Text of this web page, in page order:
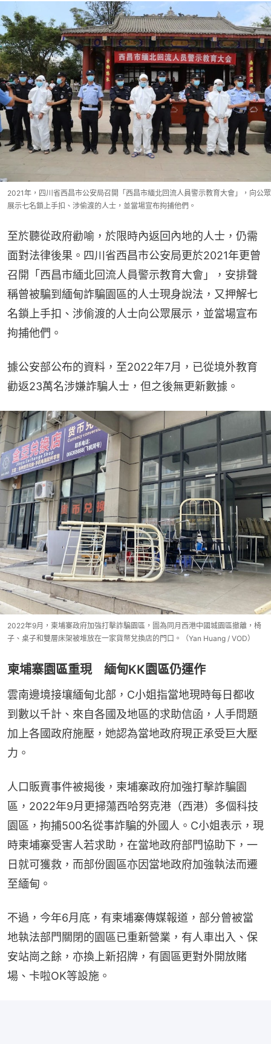
2021年，四川省西昌市公安局召開「西昌市緬北回流人員警示教育大會」，向公眾
展示七名鎖上手扣、涉偷渡的人士，並當場宣布拘捕他們。
至於聽從政府勸喻，於限時內返回內地的人士，仍需
面對法律後果。四川省西昌市公安局更於2021年更曾
召開「西昌市緬北回流人員警示教育大會」，安排聲
稱曾被騙到緬甸詐騙園區的人士現身說法，又押解七
名鎖上手扣、涉偷渡的人士向公眾展示，並當場宣布
拘捕他們。
據公安部公布的資料，至2022年7月，已從境外教育
勸返23萬名涉嫌詐騙人士，但之後無更新數據。
2022年9月，柬埔寨政府加強打擊詐騙園區，圖為同月西港中國城園區撤離，椅
子、桌子和雙層床架被堆放在一家貨幣兌換店的門口。（Yan Huang / VOD）
柬埔寨園區重現 緬甸KK園區仍運作
雲南邊境接壤緬甸北部，C小姐指當地現時每日都收
到數以千計、來自各國及地區的求助信函，人手問題
加上各國政府施壓，她認為當地政府現正承受巨大壓
力。
人口販賣事件被揭後，柬埔寨政府加強打擊詐騙園
區，2022年9月更掃蕩西哈努克港（西港）多個科技
園區，拘捕500名從事詐騙的外國人。C小姐表示，現
時柬埔寨受害人若求助，在當地政府部門協助下，一
日就可獲救，而部份園區亦因當地政府加強執法而遷
至緬甸。
不過，今年6月底，有柬埔寨傳媒報道，部分曾被當
地執法部門關閉的園區已重新營業，有人車出入、保
安站崗之餘，亦換上新招牌，有園區更對外開放賭
場、卡啦OK等設施。